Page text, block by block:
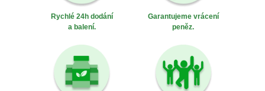
Rychlé 24h dodání
a balení.
Garantujeme vrácení
peněz.